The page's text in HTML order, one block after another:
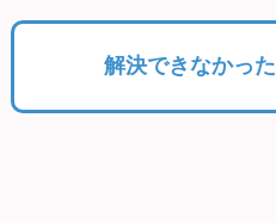
解決できなかった